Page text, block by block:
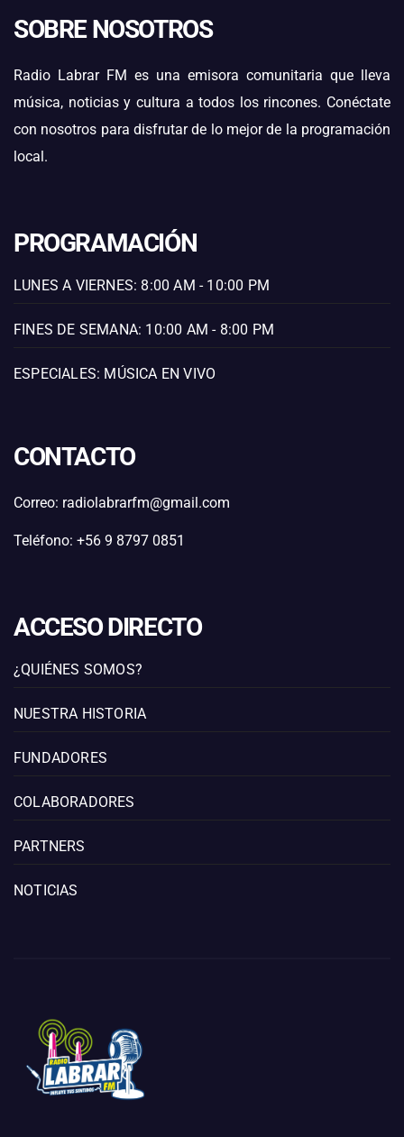
SOBRE NOSOTROS
Radio Labrar FM es una emisora comunitaria que lleva
música, noticias y cultura a todos los rincones. Conéctate
con nosotros para disfrutar de lo mejor de la programación
local.
PROGRAMACIÓN
LUNES A VIERNES: 8:00 AM - 10:00 PM
FINES DE SEMANA: 10:00 AM - 8:00 PM
ESPECIALES: MÚSICA EN VIVO
CONTACTO
Correo: radiolabrarfm@gmail.com
Teléfono: +56 9 8797 0851
ACCESO DIRECTO
¿QUIÉNES SOMOS?
NUESTRA HISTORIA
FUNDADORES
COLABORADORES
PARTNERS
NOTICIAS